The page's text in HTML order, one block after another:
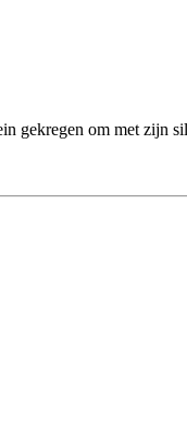
gekregen om met zijn